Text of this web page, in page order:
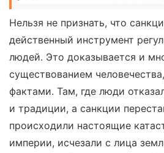
Нельзя не признать, что
действенный инструмент
людей. Это доказывается и
существованием
фактами. Там, где люди
и традиции, а санкции
происходили настоящие
империи, исчезали с лица